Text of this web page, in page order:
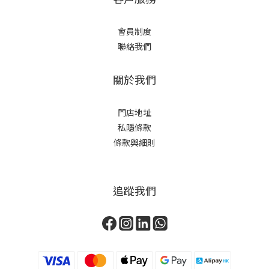
會員制度
聯絡我們
關於我們
門店地址
私隱條款
條款與細則
追蹤我們